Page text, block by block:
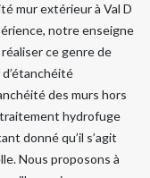
mur extérieur à Val D
notre enseigne
ce genre de
des murs hors
traitement hydrofuge
donné qu’il s’agit
Nous proposons à